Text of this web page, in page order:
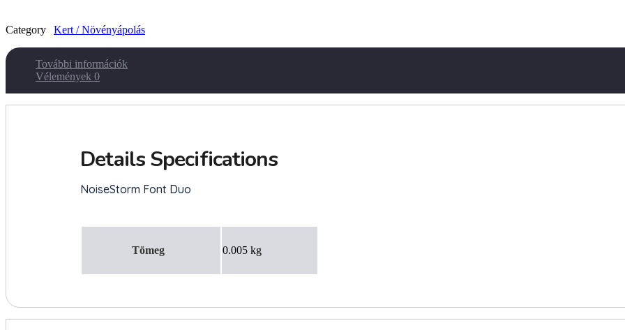
Category Kert / Növényápolás
További információk
Vélemények 0
Tömeg 0.005 kg